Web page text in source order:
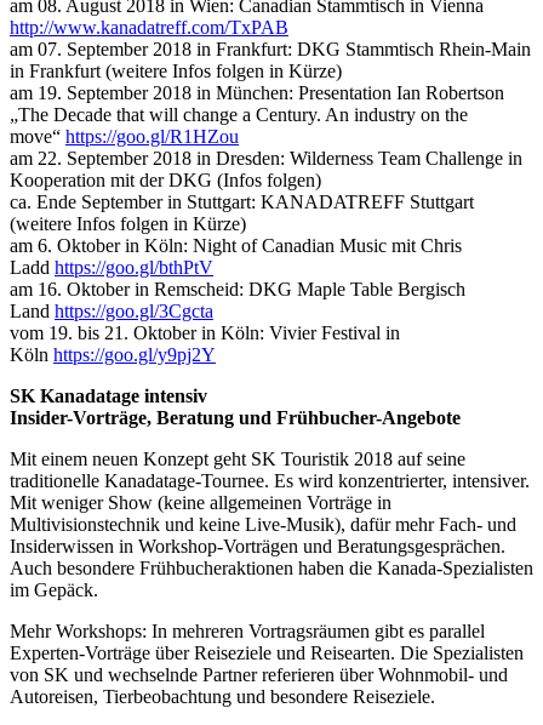
am 08. August 2018 in Wien: Canadian Stammtisch in Vienna
http://www.kanadatreff.com/TxPAB
am 07. September 2018 in Frankfurt: DKG Stammtisch Rhein-Main
in Frankfurt (weitere Infos folgen in Kürze)
am 19. September 2018 in München: Presentation Ian Robertson
„The Decade that will change a Century. An industry on the
move“ https://goo.gl/R1HZou
am 22. September 2018 in Dresden: Wilderness Team Challenge in
Kooperation mit der DKG (Infos folgen)
ca. Ende September in Stuttgart: KANADATREFF Stuttgart
(weitere Infos folgen in Kürze)
am 6. Oktober in Köln: Night of Canadian Music mit Chris
Ladd https://goo.gl/bthPtV
am 16. Oktober in Remscheid: DKG Maple Table Bergisch
Land https://goo.gl/3Cgcta
vom 19. bis 21. Oktober in Köln: Vivier Festival in
Köln https://goo.gl/y9pj2Y
SK Kanadatage intensiv
Insider-Vorträge, Beratung und Frühbucher-Angebote
Mit einem neuen Konzept geht SK Touristik 2018 auf seine
traditionelle Kanadatage-Tournee. Es wird konzentrierter, intensiver.
Mit weniger Show (keine allgemeinen Vorträge in
Multivisionstechnik und keine Live-Musik), dafür mehr Fach- und
Insiderwissen in Workshop-Vorträgen und Beratungsgesprächen.
Auch besondere Frühbucheraktionen haben die Kanada-Spezialisten
im Gepäck.
Mehr Workshops: In mehreren Vortragsräumen gibt es parallel
Experten-Vorträge über Reiseziele und Reisearten. Die Spezialisten
von SK und wechselnde Partner referieren über Wohnmobil- und
Autoreisen, Tierbeobachtung und besondere Reiseziele.